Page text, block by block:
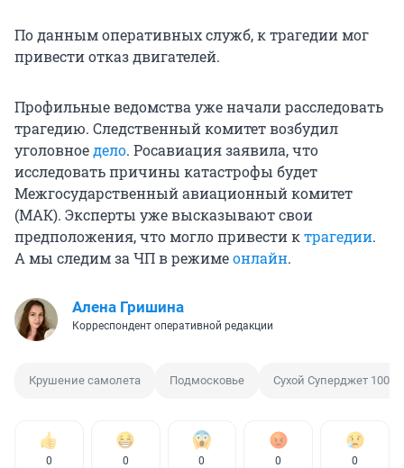
По данным оперативных служб, к трагедии мог
привести отказ двигателей.
Профильные ведомства уже начали расследовать
трагедию. Следственный комитет возбудил
уголовноедело. Росавиация заявила, что
исследовать причины катастрофы будет
Межгосударственный авиационный комитет
(МАК). Эксперты уже высказывают свои
предположения, что могло привести ктрагедии.
А мы следим за ЧП в режимеонлайн.
Алена Гришина
Корреспондент оперативной редакции
Крушение самолета Подмосковье Сухой Суперджет 100
0 0 0 0 0